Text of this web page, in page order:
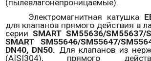
(пылевлагонепроницаемые).
Электромагнитная катушка
для клапанов прямого действия в
серии SMART SM55636/SM55637/
SMART
SM55646/SM55647/SM
DN40, DN50. Для клапанов из
(AISI304), прямого